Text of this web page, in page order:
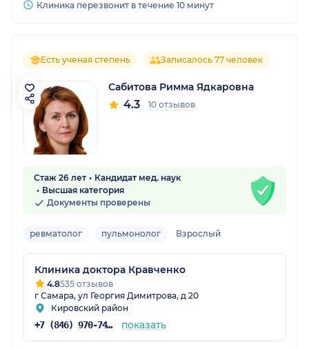
Клиника перезвонит в течение 10 минут
Есть ученая степень Записалось 77 человек
Сабитова Римма Ядкаровна
4.3 10 отзывов
Стаж 26 лет
Кандидат мед. наук
Высшая категория
Документы проверены
ревматолог пульмонолог Взрослый
Клиника доктора Кравченко
4.8535 отзывов
г Самара, ул Георгия Димитрова, д 20
Кировский район
+7 (846) 970-74-03 показать